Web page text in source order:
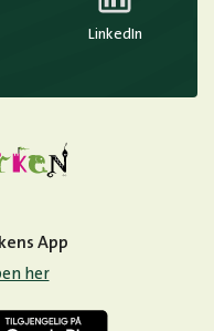
LinkedIn
App
her